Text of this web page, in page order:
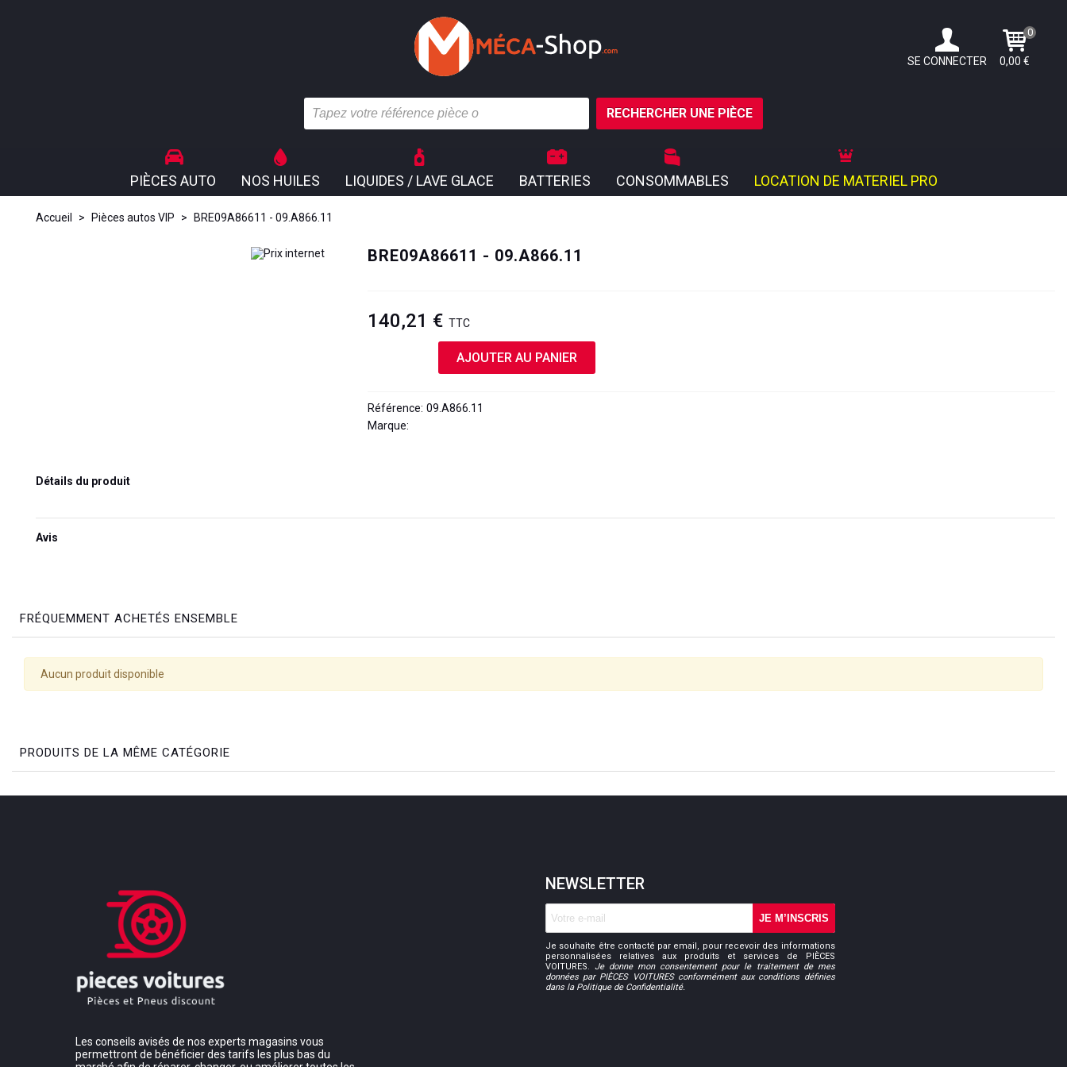
SE CONNECTER
0
0,00 €
RECHERCHER UNE PIÈCE
PIÈCES AUTO NOS HUILES LIQUIDES / LAVE GLACE BATTERIES CONSOMMABLES LOCATION DE MATERIEL PRO
Accueil > Pièces autos VIP > BRE09A86611 - 09.A866.11
BRE09A86611 - 09.A866.11
140,21 € TTC
AJOUTER AU PANIER
Référence: 09.A866.11
Marque:
Détails du produit
Avis
FRÉQUEMMENT ACHETÉS ENSEMBLE
Aucun produit disponible
PRODUITS DE LA MÊME CATÉGORIE
Les conseils avisés de nos experts magasins vous
permettront de bénéficier des tarifs les plus bas du
NEWSLETTER
JE M’INSCRIS
Je souhaite être contacté par email, pour recevoir des informations
personnalisées relatives aux produits et services de PIÈCES
VOITURES.Je donne mon consentement pour le traitement de mes
données par PIÈCES VOITURES conformément aux conditions définies
dans la Politique de Confidentialité.